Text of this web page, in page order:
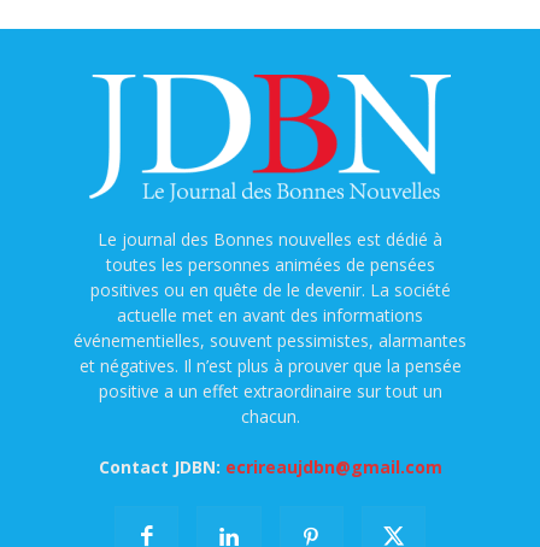
Le journal des Bonnes nouvelles est dédié à
toutes les personnes animées de pensées
positives ou en quête de le devenir. La société
actuelle met en avant des informations
événementielles, souvent pessimistes, alarmantes
et négatives. Il n’est plus à prouver que la pensée
positive a un effet extraordinaire sur tout un
chacun.
Contact JDBN: ecrireaujdbn@gmail.com